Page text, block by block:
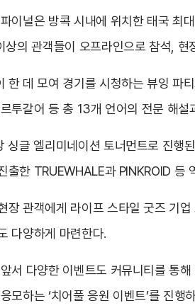
이널은 방콕 시내에 위치한 태국 최
상의 관객들이 오프라인으로 참석,
한 데 모여 경기를 시청하는 뷰잉 파
투갈어 등 총 13개 언어의 전문 해설
싱글 엘리미네이션 토너먼트로 진행
출한 TRUEWHALE과 PINKROID 등
장 관객에게 라이프 스타일 굿즈 기
다양하게 마련한다.
서 다양한 이벤트도 커뮤니티를 통
모하는 ‘치어풀 응원 이벤트’를 진